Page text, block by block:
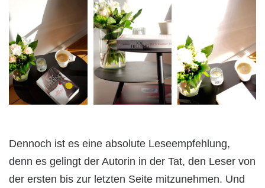
Dennoch ist es eine absolute Leseempfehlung,
denn es gelingt der Autorin in der Tat, den Leser von
der ersten bis zur letzten Seite mitzunehmen. Und